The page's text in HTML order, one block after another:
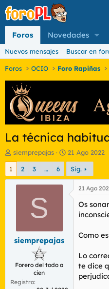
Foros Novedades
Nuevos mensajes Buscar en
Foros OCIO Foro Rapiñas
La técnica
I
n
c
d
e
e
a
siemprepajas
F
e
h
d
21 Ago 2022
1 2 3 … 6 Sig.
S
siemprepajas
Forero del todo a
cien
Registro
21 Ago
Os
Como
Lo
te dice